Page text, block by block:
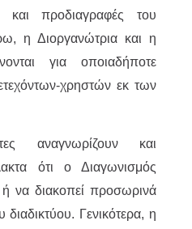
και προδιαγραφές του
η Διοργανώτρια και η
για οποιαδήποτε
χρηστών εκ των
αναγνωρίζουν και
ότι ο Διαγωνισμός
ή να διακοπεί προσωρινά
Γενικότερα, η